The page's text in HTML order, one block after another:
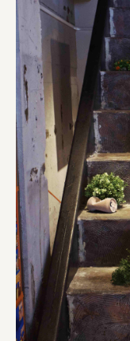
株式会社 中華・
株式会社ITC
オクズミ商事
学校法人加藤学
横浜市
株式会社 未来ガ
Panasonic
江東区
日鉄興和不動産
株式会社コスモ
株式会社亀屋万